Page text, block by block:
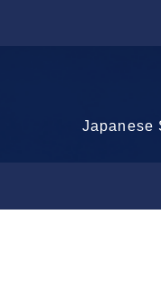
Japanese